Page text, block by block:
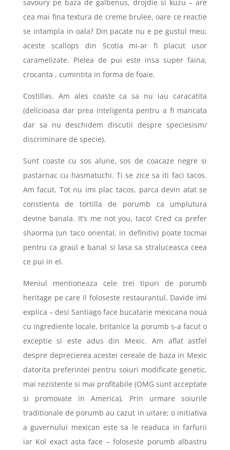
savoury pe baza de galbenus, drojdie si kuzu – are
cea mai fina textura de creme brulee, oare ce reactie
se intampla in oala? Din pacate nu e pe gustul meu;
aceste scallops din Scotia mi-ar fi placut usor
caramelizate. Pielea de pui este insa super faina,
crocanta , cumintita in forma de foaie.
Costillas. Am ales coaste ca sa nu iau caracatita
(delicioasa dar prea inteligenta pentru a fi mancata
dar sa nu deschidem discutii despre speciesism/
discriminare de specie).
Sunt coaste cu sos alune, sos de coacaze negre si
pastarnac cu hasmatuchi. Ti se zice sa iti faci tacos.
Am facut. Tot nu imi plac tacos, parca devin atat se
constienta de tortilla de porumb ca umplutura
devine banala. It’s me not you, taco! Cred ca prefer
shaorma (un taco oriental, in definitiv) poate tocmai
pentru ca graul e banal si lasa sa straluceasca ceea
ce pui in el.
Meniul mentioneaza cele trei tipuri de porumb
heritage pe care il foloseste restaurantul. Davide imi
explica – desi Santiago face bucatarie mexicana noua
cu ingrediente locale, britanice la porumb s-a facut o
exceptie si este adus din Mexic. Am aflat astfel
despre deprecierea acestei cereale de baza in Mexic
datorita preferintei pentru soiuri modificate genetic,
mai rezistente si mai profitabile (OMG sunt acceptate
si promovate in America). Prin urmare soiurile
traditionale de porumb au cazut in uitare; o initiativa
a guvernului mexican este sa le readuca in farfurii
iar Kol exact asta face – foloseste porumb albastru